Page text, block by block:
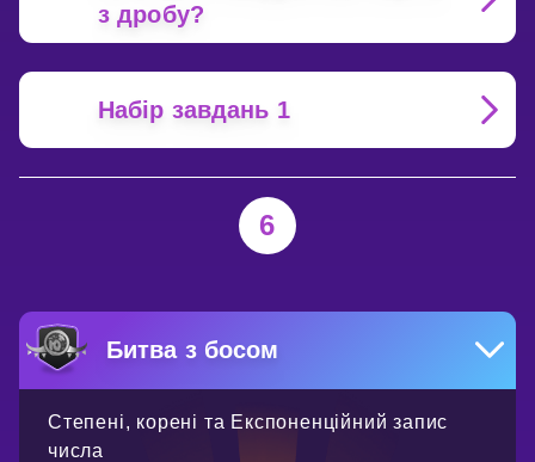
з дробу?
Набір завдань 1
6
Битва з босом
Степені, корені та Експоненційний запис
числа